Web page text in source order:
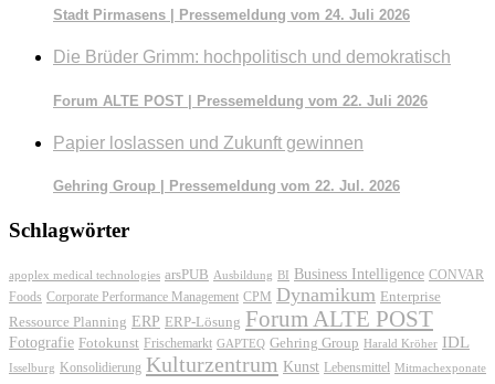
Stadt Pirmasens | Pressemeldung vom 24. Juli 2026
Die Brüder Grimm: hochpolitisch und demokratisch
Forum ALTE POST | Pressemeldung vom 22. Juli 2026
Papier loslassen und Zukunft gewinnen
Gehring Group | Pressemeldung vom 22. Jul. 2026
Schlagwörter
apoplex medical technologies arsPUB Ausbildung BI Business Intelligence CONVAR
Foods Corporate Performance Management CPM Dynamikum Enterprise
Ressource Planning ERP ERP-Lösung Forum ALTE POST
Fotografie Fotokunst Frischemarkt GAPTEQ Gehring Group Harald Kröher IDL
Isselburg Konsolidierung Kulturzentrum Kunst Lebensmittel Mitmachexponate